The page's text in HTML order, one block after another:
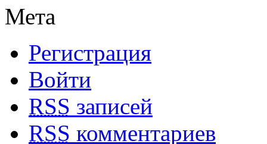
Мета
Регистрация
Войти
RSS записей
RSS комментариев